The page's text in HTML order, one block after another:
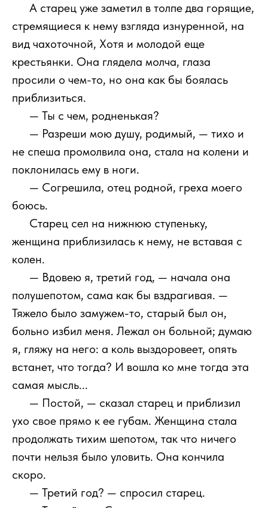
А старец уже заметил в толпе два горящие,
стремящиеся к нему взгляда изнуренной, на
вид чахоточной, Хотя и молодой еще
крестьянки. Она глядела молча, глаза
просили о чем-то, но она как бы боялась
приблизиться.
— Ты с чем, родненькая?
— Разреши мою душу, родимый, — тихо и
не спеша промолвила она, стала на колени и
поклонилась ему в ноги.
— Согрешила, отец родной, греха моего
боюсь.
Старец сел на нижнюю ступеньку,
женщина приблизилась к нему, не вставая с
колен.
— Вдовею я, третий год, — начала она
полушепотом, сама как бы вздрагивая. —
Тяжело было замужем-то, старый был он,
больно избил меня. Лежал он больной; думаю
я, гляжу на него: а коль выздоровеет, опять
встанет, что тогда? И вошла ко мне тогда эта
самая мысль...
— Постой, — сказал старец и приблизил
ухо свое прямо к ее губам. Женщина стала
продолжать тихим шепотом, так что ничего
почти нельзя было уловить. Она кончила
скоро.
— Третий год? — спросил старец.